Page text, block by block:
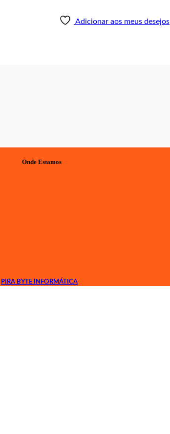
Adicionar aos meus desejos
Onde Estamos
PIRA BYTE INFORMÁTICA